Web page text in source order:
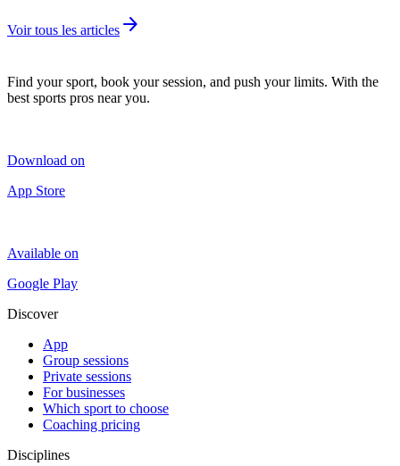
Voir tous les articles arrow_forward
Find your sport, book your session, and push your limits. With the
best sports pros near you.
Download on
App Store
Available on
Google Play
Discover
App
Group sessions
Private sessions
For businesses
Which sport to choose
Coaching pricing
Disciplines